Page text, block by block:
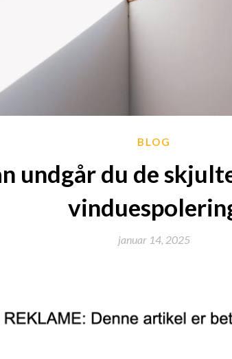
BLOG
undgår du de
januar 14, 2025